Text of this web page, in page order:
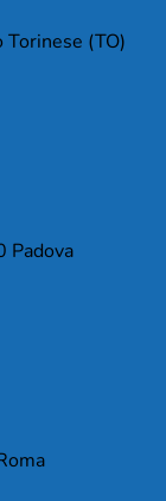
(TO)
Padova